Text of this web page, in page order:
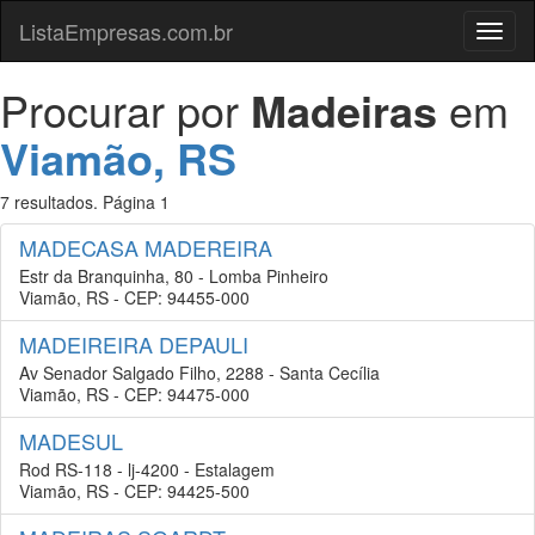
Menu
ListaEmpresas.com.br
Procurar por Madeiras em
Viamão, RS
7 resultados. Página 1
MADECASA MADEREIRA
Estr da Branquinha, 80 - Lomba Pinheiro
Viamão, RS - CEP: 94455-000
MADEIREIRA DEPAULI
Av Senador Salgado Filho, 2288 - Santa Cecília
Viamão, RS - CEP: 94475-000
MADESUL
Rod RS-118 - lj-4200 - Estalagem
Viamão, RS - CEP: 94425-500